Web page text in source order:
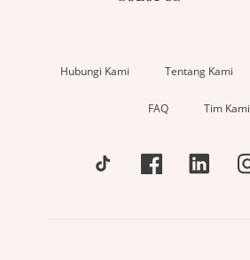
Hubungi Kami Tentang Kami
FAQ Tim Kami